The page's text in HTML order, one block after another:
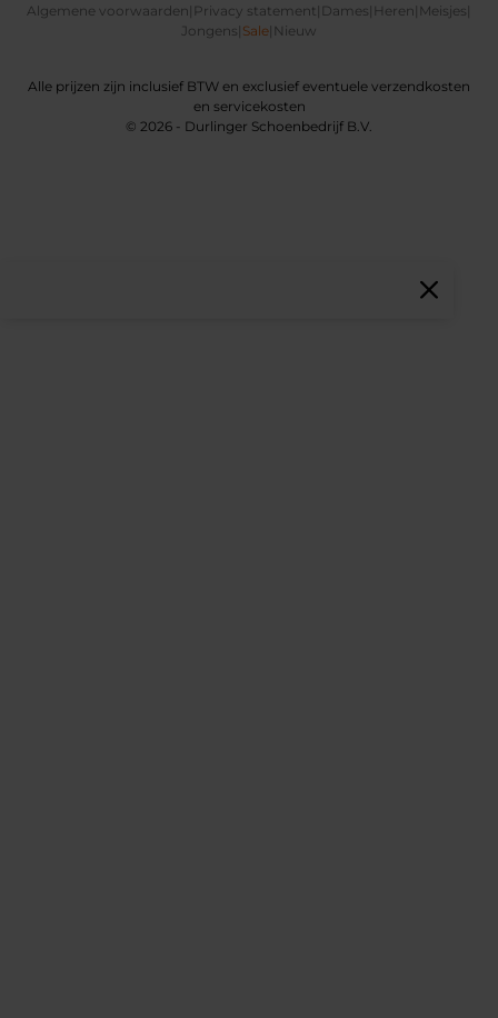
Algemene voorwaarden Privacy statement Dames Heren Meisjes
Jongens Sale Nieuw
Alle prijzen zijn inclusief BTW en exclusief eventuele verzendkosten
en servicekosten
© 2026 - Durlinger Schoenbedrijf B.V.